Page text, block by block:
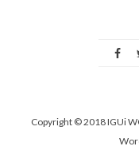
Copyright © 2018 IGUi